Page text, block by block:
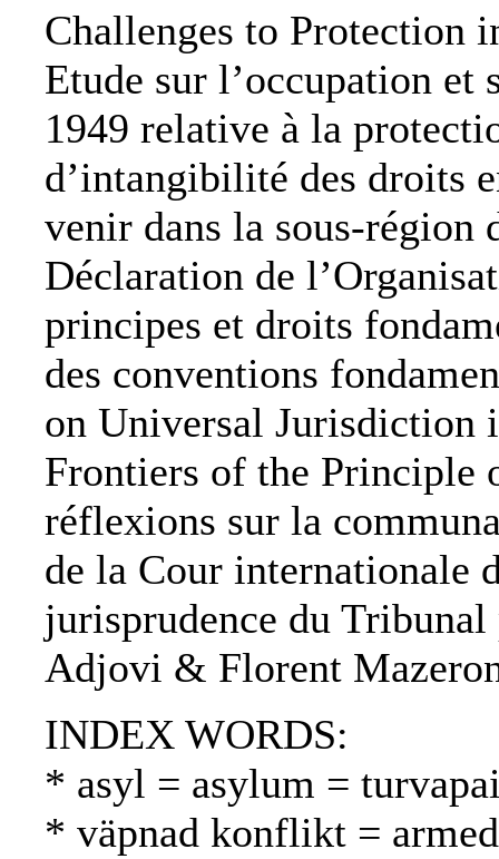
Challenges to Protection
Etude sur l’occupation
1949 relative à la
d’intangibilité des droits
venir dans la sous-région
Déclaration de
principes et droits
des conventions
on Universal Jurisdiction
Frontiers of the Principle
réflexions sur la
de la Cour internationale
jurisprudence du
Adjovi & Florent
INDEX WORDS:
* asyl = asylum =
* väpnad konflikt =